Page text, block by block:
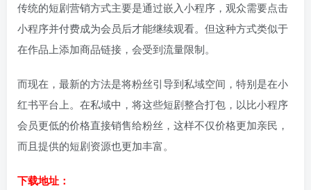
传统的短剧营销方式主要是通过嵌入小程序，观众需要点击
小程序并付费成为会员后才能继续观看。但这种方式类似于
在作品上添加商品链接，会受到流量限制。
而现在，最新的方法是将粉丝引导到私域空间，特别是在小
红书平台上。在私域中，将这些短剧整合打包，以比小程序
会员更低的价格直接销售给粉丝，这样不仅价格更加亲民，
而且提供的短剧资源也更加丰富。
下载地址：